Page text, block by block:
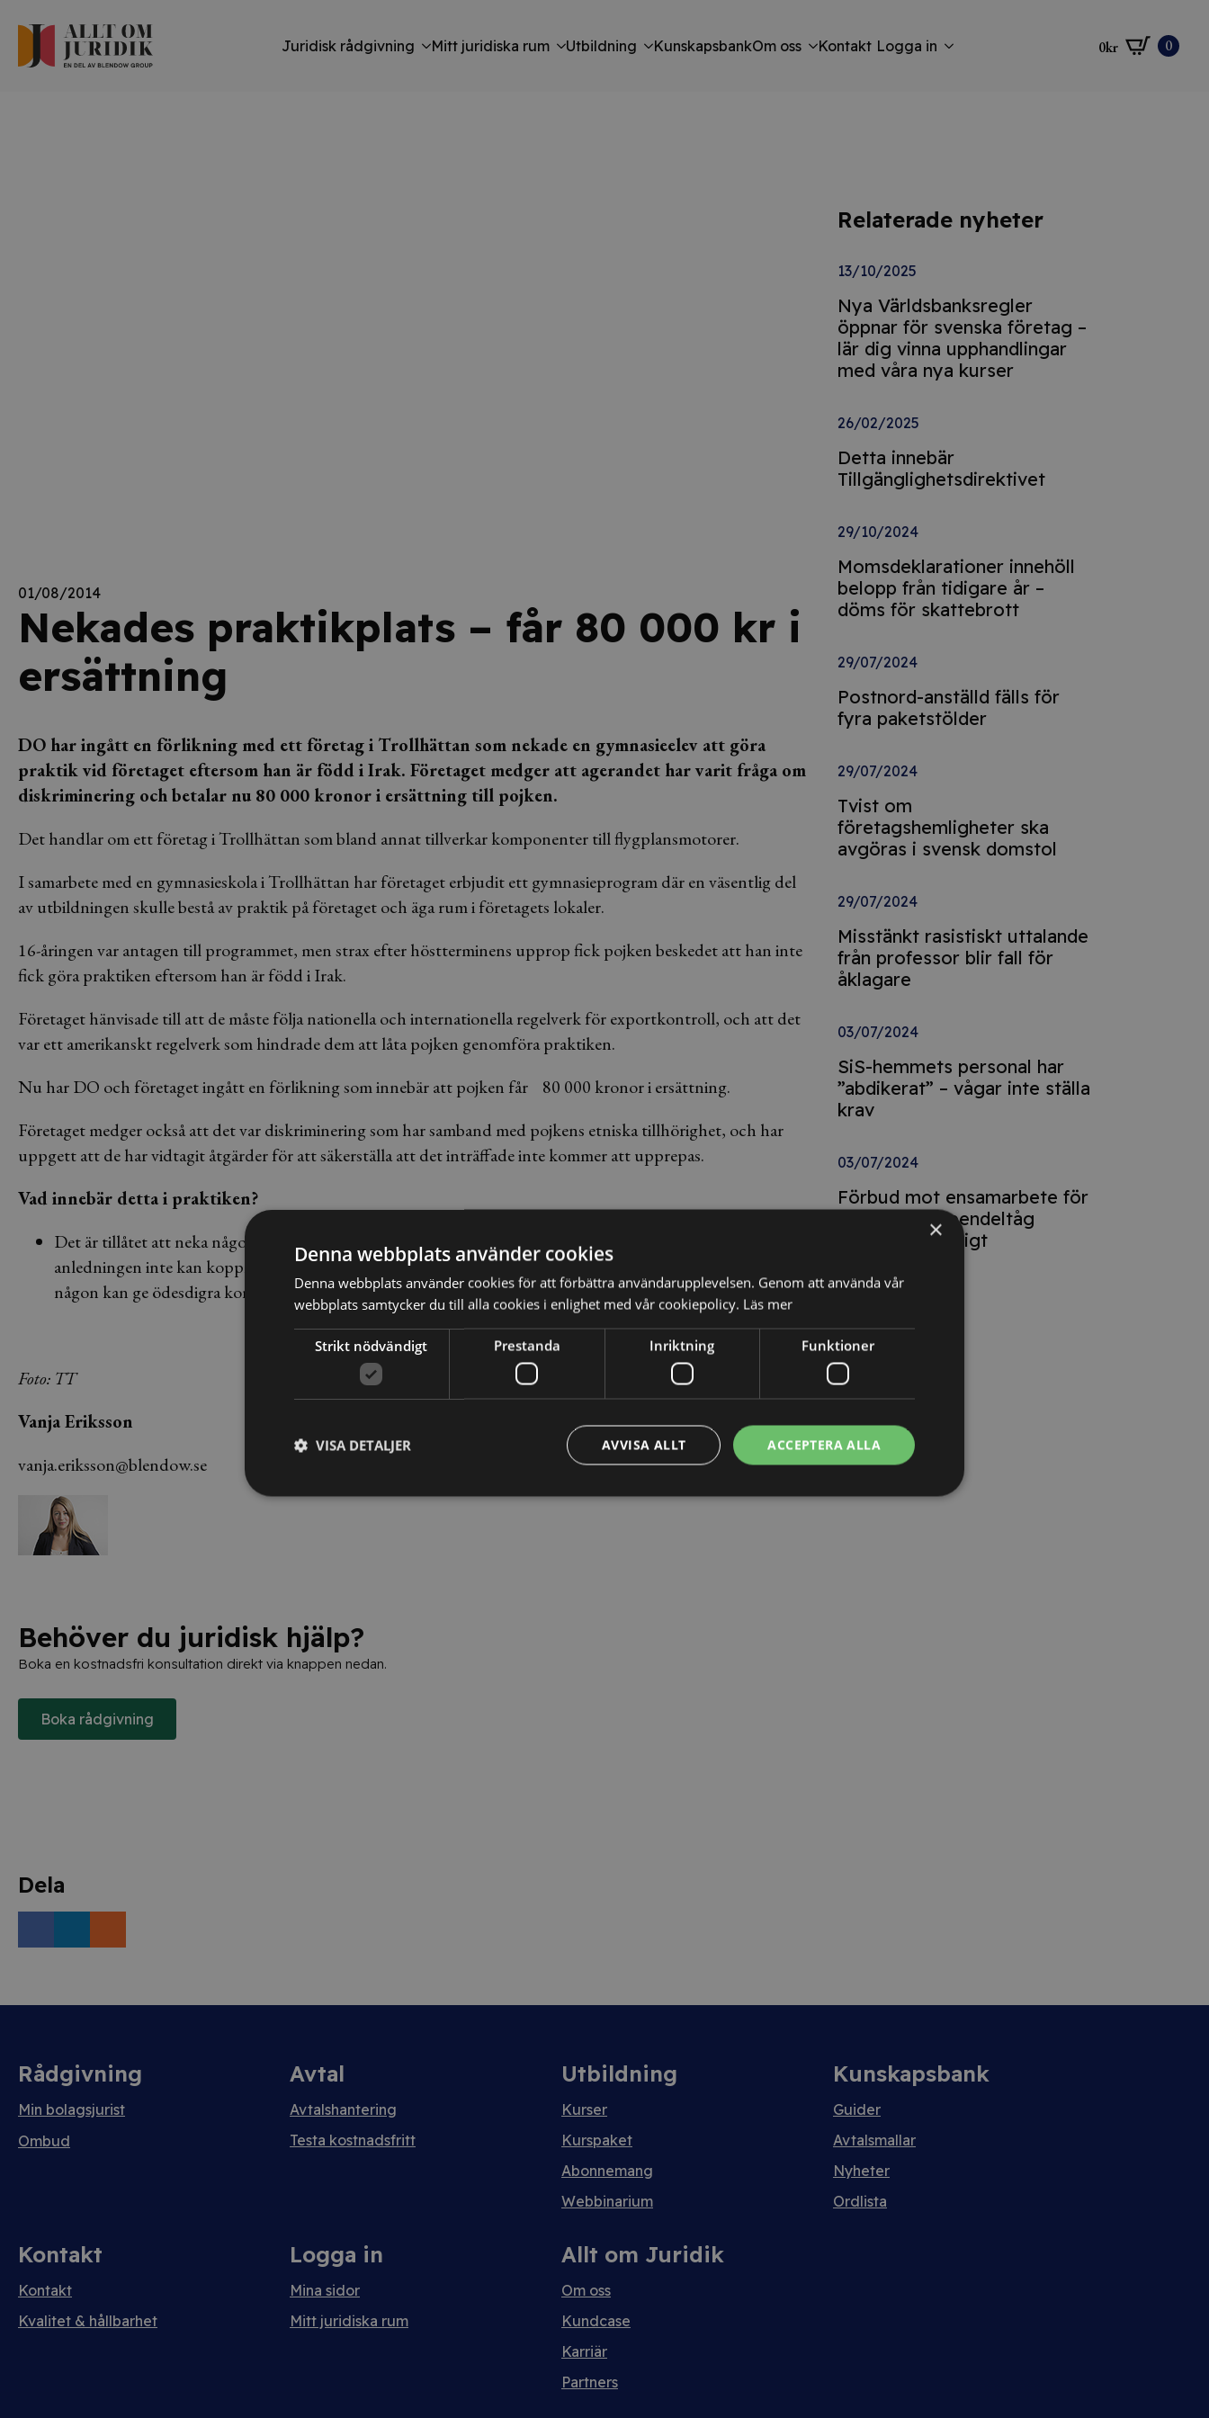
Juridisk rådgivning Mitt juridiska rum Utbildning KunskapsbankOm oss Kontakt Logga in 0kr 0
01/08/2014
Nekades praktikplats – får 80 000 kr i
ersättning
DO har ingått en förlikning med ett företag i Trollhättan som nekade en gymnasieelev att göra
praktik vid företaget eftersom han är född i Irak. Företaget medger att agerandet har varit fråga om
diskriminering och betalar nu 80 000 kronor i ersättning till pojken.
Det handlar om ett företag i Trollhättan som bland annat tillverkar komponenter till flygplansmotorer.
I samarbete med en gymnasieskola i Trollhättan har företaget erbjudit ett gymnasieprogram där en väsentlig del
av utbildningen skulle bestå av praktik på företaget och äga rum i företagets lokaler.
16-åringen var antagen till programmet, men strax efter höstterminens upprop fick pojken beskedet att han inte
fick göra praktiken eftersom han är född i Irak.
Företaget hänvisade till att de måste följa nationella och internationella regelverk för exportkontroll, och att det
var ett amerikanskt regelverk som hindrade dem att låta pojken genomföra praktiken.
Nu har DO och företaget ingått en förlikning som innebär att pojken får 80 000 kronor i ersättning.
Företaget medger också att det var diskriminering som har samband med pojkens etniska tillhörighet, och har
uppgett att de har vidtagit åtgärder för att säkerställa att det inträffade inte kommer att upprepas.
Vad innebär detta i praktiken?
Det är tillåtet att neka någon anställning/praktik för vilken anledning som helst – förutsatt att den
anledningen inte kan kopplas till de olika diskrimineringsgrunderna. Att som arbetsgivare diskriminera
någon kan ge ödesdigra konsekvenser, även om agerandet inte var medvetet.
Foto: TT
Vanja Eriksson
vanja.eriksson@blendow.se
Behöver du juridisk hjälp?
Boka en kostnadsfri konsultation direkt via knappen nedan.
Boka rådgivning
Dela
Relaterade nyheter
13/10/2025
Nya Världsbanksregler
öppnar för svenska företag –
lär dig vinna upphandlingar
med våra nya kurser
26/02/2025
Detta innebär
Tillgänglighetsdirektivet
29/10/2024
Momsdeklarationer innehöll
belopp från tidigare år –
döms för skattebrott
29/07/2024
Postnord-anställd fälls för
fyra paketstölder
29/07/2024
Tvist om
företagshemligheter ska
avgöras i svensk domstol
29/07/2024
Misstänkt rasistiskt uttalande
från professor blir fall för
åklagare
03/07/2024
SiS-hemmets personal har
”abdikerat” – vågar inte ställa
krav
03/07/2024
Förbud mot ensamarbete för
lokförare på pendeltåg
oproportionerligt
Rådgivning
Min bolagsjurist
Ombud
Avtal
Avtalshantering
Testa kostnadsfritt
Utbildning
Kurser
Kurspaket
Abonnemang
Webbinarium
Kunskapsbank
Guider
Avtalsmallar
Nyheter
Ordlista
Kontakt
Kontakt
Kvalitet & hållbarhet
Logga in
Mina sidor
Mitt juridiska rum
Allt om Juridik
Om oss
Kundcase
Karriär
Partners
×
Denna webbplats använder cookies
Denna webbplats använder cookies för att förbättra användarupplevelsen. Genom att använda vår
webbplats samtycker du till alla cookies i enlighet med vår cookiepolicy. Läs mer
Strikt nödvändigt Prestanda Inriktning Funktioner
ACCEPTERA ALLA
AVVISA ALLT
VISA DETALJER